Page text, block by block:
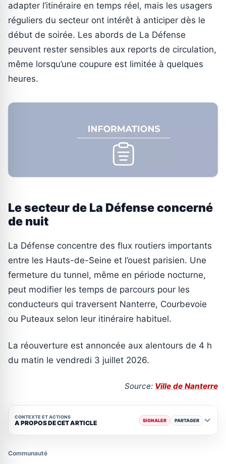
adapter l’itinéraire en temps réel, mais les usagers
réguliers du secteur ont intérêt à anticiper dès le
début de soirée. Les abords de La Défense
peuvent rester sensibles aux reports de circulation,
même lorsqu’une coupure est limitée à quelques
heures.
Le secteur de La Défense concerné
de nuit
La Défense concentre des flux routiers importants
entre les Hauts-de-Seine et l’ouest parisien. Une
fermeture du tunnel, même en période nocturne,
peut modifier les temps de parcours pour les
conducteurs qui traversent Nanterre, Courbevoie
ou Puteaux selon leur itinéraire habituel.
La réouverture est annoncée aux alentours de 4 h
du matin le vendredi 3 juillet 2026.
Source: Ville de Nanterre
CONTEXTE ET ACTIONS
A PROPOS DE CET ARTICLE SIGNALER PARTAGER
Communauté